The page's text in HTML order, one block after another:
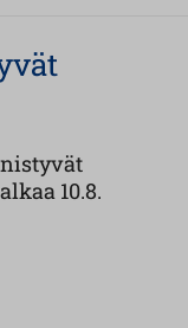
10.8.